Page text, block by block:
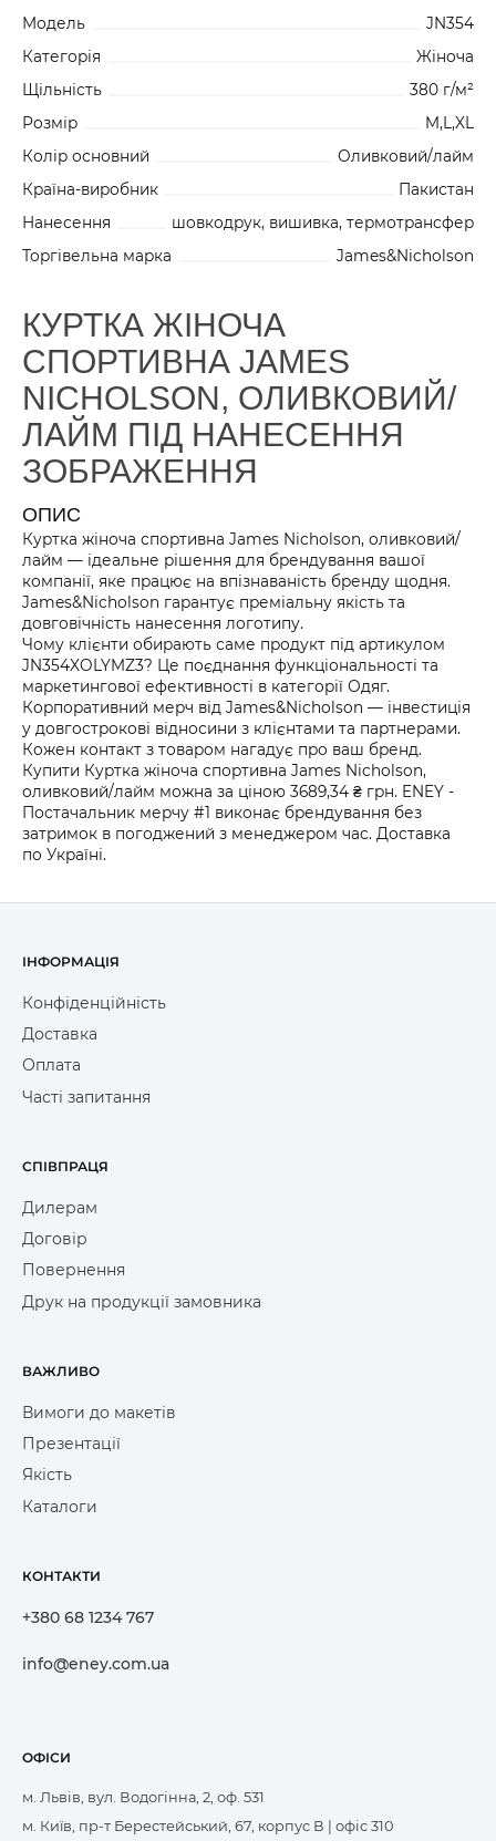
Модель
JN354
Категорія
Жіноча
Щільність
380 г/м²
Розмір
M,L,XL
Колір основний
Оливковий/лайм
Країна-виробник
Пакистан
Нанесення
шовкодрук, вишивка, термотрансфер
Торгівельна марка
James&Nicholson
КУРТКА ЖІНОЧА
СПОРТИВНА JAMES
NICHOLSON, ОЛИВКОВИЙ/
ЛАЙМ ПІД НАНЕСЕННЯ
ЗОБРАЖЕННЯ
ОПИС
Куртка жіноча спортивна James Nicholson, оливковий/
лайм — ідеальне рішення для брендування вашої
компанії, яке працює на впізнаваність бренду щодня.
James&Nicholson гарантує преміальну якість та
довговічність нанесення логотипу.
Чому клієнти обирають саме продукт під артикулом
JN354XOLYMZ3? Це поєднання функціональності та
маркетингової ефективності в категорії Одяг.
Корпоративний мерч від James&Nicholson — інвестиція
у довгострокові відносини з клієнтами та партнерами.
Кожен контакт з товаром нагадує про ваш бренд.
Купити Куртка жіноча спортивна James Nicholson,
оливковий/лайм можна за ціною 3689,34 ₴ грн. ENEY -
Постачальник мерчу #1 виконає брендування без
затримок в погоджений з менеджером час. Доставка
по Україні.
ІНФОРМАЦІЯ
Конфіденційність
Доставка
Оплата
Часті запитання
СПІВПРАЦЯ
Дилерам
Договір
Повернення
Друк на продукції замовника
ВАЖЛИВО
Вимоги до макетів
Презентації
Якість
Каталоги
КОНТАКТИ
+380 68 1234 767
info@eney.com.ua
ОФІСИ
м. Львів, вул. Водогінна, 2, оф. 531
м. Київ, пр-т Берестейський, 67, корпус В | офіс 310